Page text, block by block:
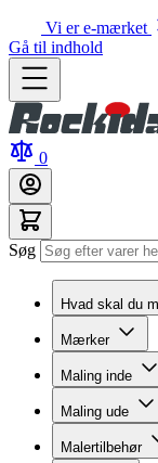
Vi er e-mærket
Gå til indhold
0
Søg
Hvad skal du
Mærker
Maling inde
Maling ude
Malertilbehør